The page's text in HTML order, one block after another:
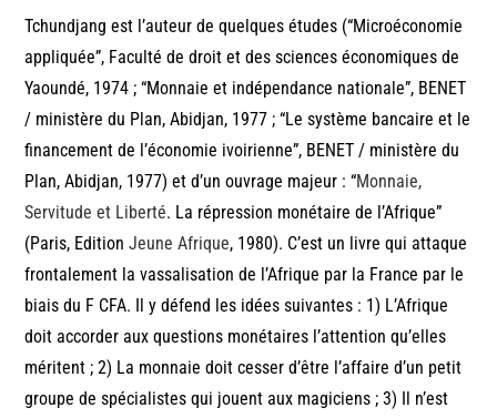
Tchundjang est l’auteur de quelques études (“Microéconomie
appliquée”, Faculté de droit et des sciences économiques de
Yaoundé, 1974 ; “Monnaie et indépendance nationale”, BENET
/ ministère du Plan, Abidjan, 1977 ; “Le système bancaire et le
financement de l’économie ivoirienne”, BENET / ministère du
Plan, Abidjan, 1977) et d’un ouvrage majeur : “Monnaie,
Servitude et Liberté. La répression monétaire de l’Afrique”
(Paris, EditionJeune Afrique, 1980). C’est un livre qui attaque
frontalement la vassalisation de l’Afrique par la France par le
biais du F CFA. Il y défend les idées suivantes : 1) L’Afrique
doit accorder aux questions monétaires l’attention qu’elles
méritent ; 2) La monnaie doit cesser d’être l’affaire d’un petit
groupe de spécialistes qui jouent aux magiciens ; 3) Il n’est